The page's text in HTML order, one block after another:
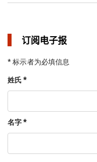
订阅电子报
* 标示者为必填信息
姓氏 *
名字 *